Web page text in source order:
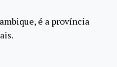
é a província